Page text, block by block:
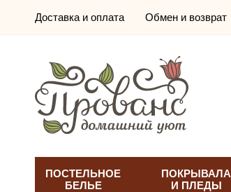
Доставка и оплата Обмен и возврат
ПОСТЕЛЬНОЕ
БЕЛЬЕ
ПОКРЫВАЛА
И ПЛЕДЫ